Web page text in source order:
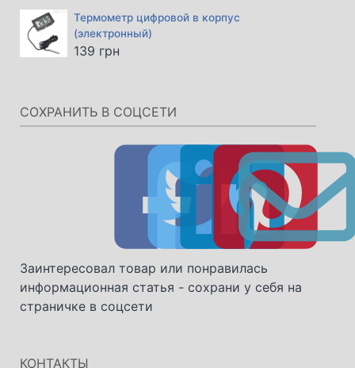
составляла1612 грн.
Термометр цифровой в корпус
(электронный)
139 грн
СОХРАНИТЬ В СОЦСЕТИ
Заинтересовал товар или понравилась
информационная статья - сохрани у себя на
страничке в соцсети
КОНТАКТЫ